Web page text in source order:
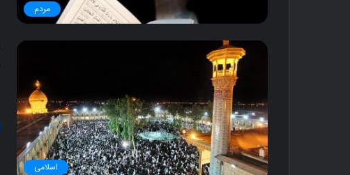
مردم
اسلامی
ک
ن
ا
ب
د
۱۱ آذر ۱۳۹۶
کنار گنبد